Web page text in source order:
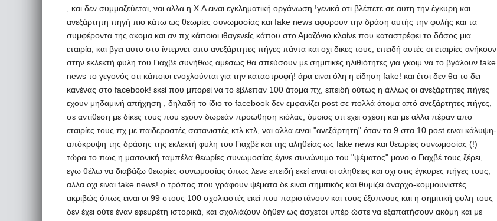
, και δεν συμμαζεύεται, ναι αλλα η Χ.Α ειναι εγκληματική οργάνωση !γενικά οτι βλέπετε σε αυτη την έγκυρη και
ανεξάρτητη πηγή πιο κάτω ως θεωρίες συνωμοσίας και fake news αφορουν την δράση αυτής την φυλής και τα
συμφέροντα της ακομα και αν πχ κάποιοι ιθαγενείς κάπου στο Αμαζόνιο κλαίνε που καταστρέφει το δάσος μια
εταιρία, και βγει αυτο στο ίντερνετ απο ανεξάρτητες πήγες πάντα και οχι δικες τους, επειδή αυτές οι εταιρίες ανήκουν
στην εκλεκτή φυλη του Γιαχβέ συνήθως αμέσως θα σπεύσουν με σημιτικές ηλιθιότητες για γκοιμ να το βγάλουν fake
news το γεγονός οτι κάποιοι ενοχλούνται για την καταστροφή! άρα ειναι όλη η είδηση fake! και έτσι δεν θα το δει
κανένας στο facebook! εκεί που μπορεί να το έβλεπαν 100 άτομα πχ, επειδή ούτως η άλλως οι ανεξάρτητες πήγες
εχουν μηδαμινή απήχηση , δηλαδή το ίδιο το facebook δεν εμφανίζει post σε πολλά άτομα από ανεξάρτητες πήγες,
σε αντίθεση με δίκες τους που εχουν δωρεάν προώθηση κιόλας, όμοιος οτι εχει σχέση και με αλλα πέραν απο
εταιρίες τους πχ με παιδεραστές σατανιστές κτλ κτλ, ναι αλλα ειναι "ανεξάρτητη" όταν τα 9 στα 10 post ειναι κάλυψη-
απόκρυψη της δράσης της εκλεκτή φυλη του Γιαχβέ και της αληθείας ως fake news και θεωρίες συνωμοσίας (!)
τώρα το πως η μασονική ταμπέλα θεωρίες συνωμοσίας έγινε συνώνυμο του "ψέματος" μονο ο Γιαχβέ τους ξέρει,
εγω θέλω να διαβάζω θεωρίες συνωμοσίας όπως λενε επειδή εκεί ειναι οι αληθειες και οχι στις έγκυρες πήγες τους,
αλλα οχι ειναι fake news! ο τρόπος που γράφουν ψέματα δε ειναι σημιτικός και θυμίζει άναρχο-κομμουνιστές
ακριβώς όπως ειναι οι 99 στους 100 σχολιαστές εκεί που παριστάνουν και τους έξυπνους και η σημιτική φυλη τους
δεν έχει ούτε έναν εφευρέτη ιστορικά, και σχολιάζουν δήθεν ως άσχετοι υπέρ ώστε να εξαπατήσουν ακόμη και με